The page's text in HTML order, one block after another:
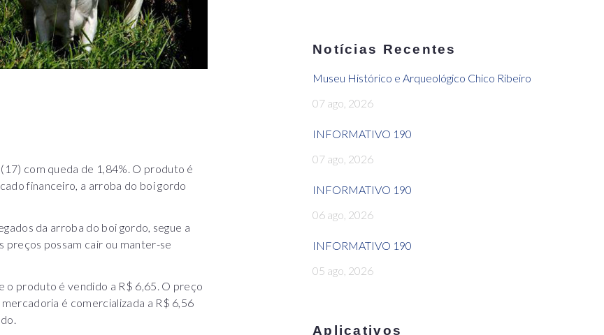
com queda de 1,84%. O produto é
financeiro, a arroba do boi gordo
da arroba do boi gordo, segue a
preços possam cair ou manter-se
o produto é vendido a R$ 6,65. O preço
é comercializada a R$ 6,56
Notícias Recentes
Museu Histórico e Arqueológico Chico Ribeiro
07 ago, 2026
INFORMATIVO 190
07 ago, 2026
INFORMATIVO 190
06 ago, 2026
INFORMATIVO 190
05 ago, 2026
Aplicativos